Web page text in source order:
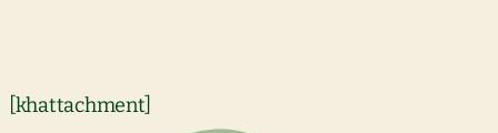
[khattachment]